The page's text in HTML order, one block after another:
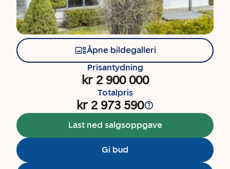
Åpne bildegalleri
Prisantydning
kr 2 900 000
Totalpris
kr 2 973 590
Last ned salgsoppgave
Gi bud